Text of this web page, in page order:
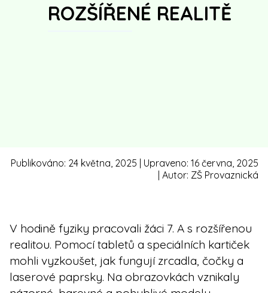
ROZŠÍŘENÉ REALITĚ
Publikováno: 24 května, 2025 | Upraveno: 16 června, 2025
| Autor: ZŠ Provaznická
V hodině fyziky pracovali žáci 7. A s rozšířenou
realitou. Pomocí tabletů a speciálních kartiček
mohli vyzkoušet, jak fungují zrcadla, čočky a
laserové paprsky. Na obrazovkách vznikaly